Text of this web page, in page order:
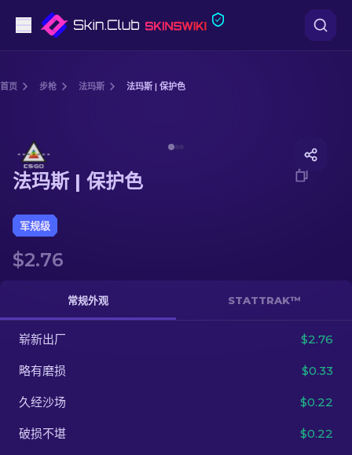
狙击步枪
匕首
手套
武器箱
其他
首页 步枪 法玛斯 法玛斯 | 保护色
法玛斯 | 保护色
军规级
$2.76
常规外观 STATTRAK™
崭新出厂 $2.76
略有磨损 $0.33
久经沙场 $0.22
破损不堪 $0.22